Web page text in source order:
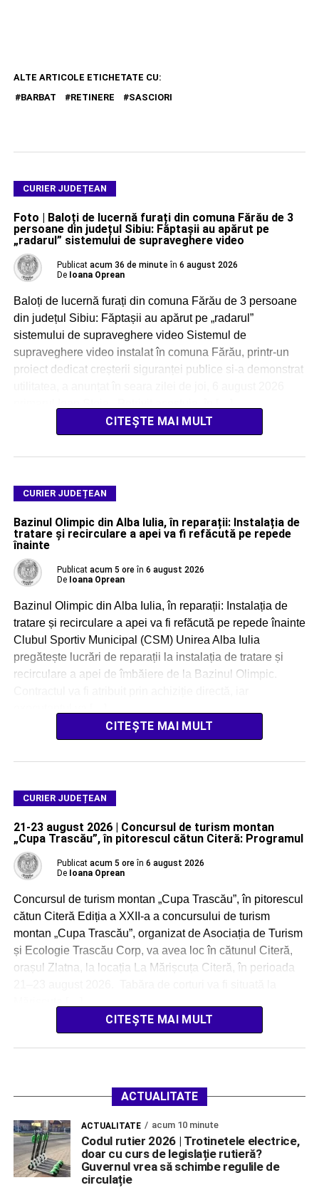
ALTE ARTICOLE ETICHETATE CU:
BARBAT
RETINERE SASCIORI
CURIER JUDEȚEAN
Foto | Baloți de lucernă furați din comuna Fărău de 3
persoane din județul Sibiu: Făptașii au apărut pe
„radarul” sistemului de supraveghere video
Publicat acum 36 de minute în 6 august 2026
De Ioana Oprean
Baloți de lucernă furați din comuna Fărău de 3 persoane
din județul Sibiu: Făptașii au apărut pe „radarul”
sistemului de supraveghere video Sistemul de
supraveghere video instalat în comuna Fărău, printr-un
proiect dedicat creșterii siguranței publice si-a demonstrat
CITEȘTE MAI MULT
CURIER JUDEȚEAN
Bazinul Olimpic din Alba Iulia, în reparații: Instalația de
tratare și recirculare a apei va fi refăcută pe repede
înainte
Publicat acum 5 ore în 6 august 2026
De Ioana Oprean
Bazinul Olimpic din Alba Iulia, în reparații: Instalația de
tratare și recirculare a apei va fi refăcută pe repede înainte
Clubul Sportiv Municipal (CSM) Unirea Alba Iulia
pregătește lucrări de reparații la instalația de tratare și
recirculare a apei de îmbăiere de la Bazinul Olimpic.
CITEȘTE MAI MULT
CURIER JUDEȚEAN
21-23 august 2026 | Concursul de turism montan
„Cupa Trascău”, în pitorescul cătun Citeră: Programul
Publicat acum 5 ore în 6 august 2026
De Ioana Oprean
Concursul de turism montan „Cupa Trascău”, în pitorescul
cătun Citeră Ediția a XXII-a a concursului de turism
montan „Cupa Trascău”, organizat de Asociația de Turism
și Ecologie Trascău Corp, va avea loc în cătunul Citeră,
orașul Zlatna, la locația La Mărișcuța Citeră, în perioada
CITEȘTE MAI MULT
ACTUALITATE
ACTUALITATE acum 10 minute
Codul rutier 2026 | Trotinetele electrice,
doar cu curs de legislație rutieră?
Guvernul vrea să schimbe regulile de
circulație